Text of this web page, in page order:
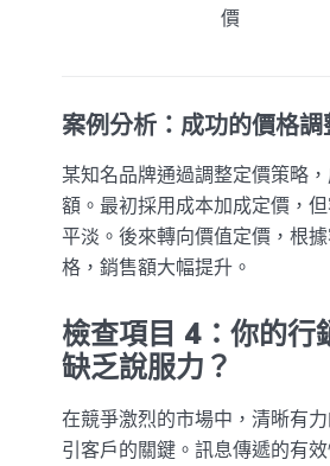
價
案例分析：成功的價格調
某知名品牌通過調整定價策略
額。最初採用成本加成定價，
平淡。後來轉向價值定價，根
格，銷售額大幅提升。
檢查項目 4：你的行
缺乏說服力？
在競爭激烈的市場中，清晰有
引客戶的關鍵。訊息傳遞的有